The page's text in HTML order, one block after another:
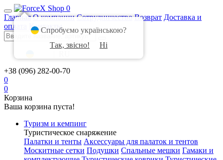
0
Главная О компании Сотрудничество Возврат Доставка и
оплата
Контакты
+38 (096) 282-00-70
0
0
Корзина
Ваша корзина пуста!
Туризм и кемпинг
Туристическое снаряжение
Палатки и тенты Аксессуары для палаток и тентов
Москитные сетки Подушки Спальные мешки Гамаки и
Спробуємо українською?
Так, звісно!
Ні